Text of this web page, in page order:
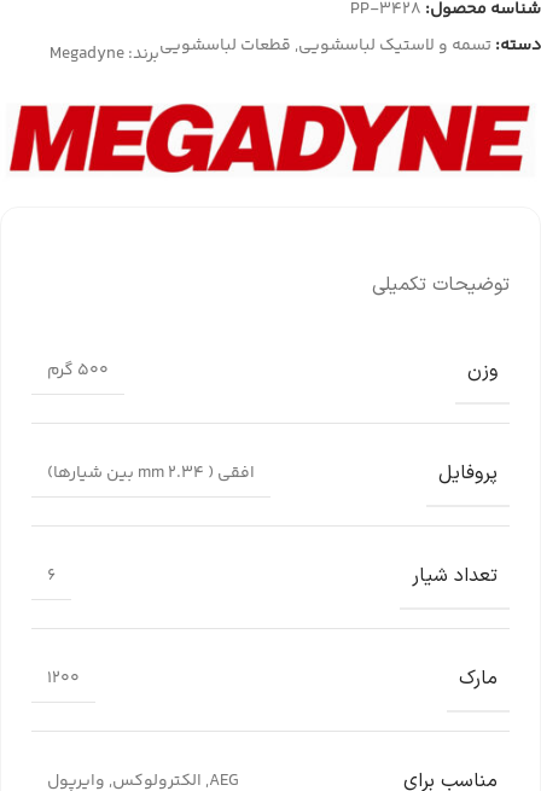
شناسه محصول: PP-3428
دسته:تسمه و لاستیک لباسشویی, قطعات لباسشوییبرند:Megadyne
توضیحات تکمیلی
وزن 500 گرم
پروفایل افقی ( 2.34 mm بین شیارها)
تعداد شیار 6
مارک 1200
مناسب برای AEG
, الکترولوکس, وایرپول